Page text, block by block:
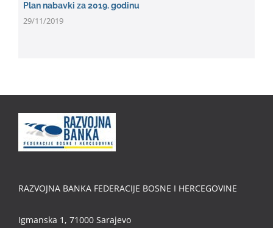
Plan nabavki za 2019. godinu
29/11/2019
RAZVOJNA BANKA FEDERACIJE BOSNE I HERCEGOVINE
Igmanska 1, 71000 Sarajevo